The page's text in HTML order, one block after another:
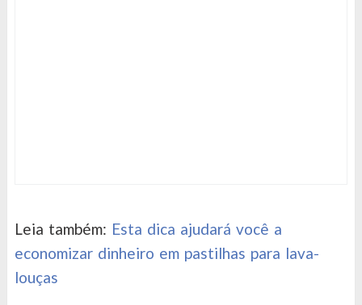
Leia também: Esta dica ajudará você a
economizar dinheiro em pastilhas para lava-
louças